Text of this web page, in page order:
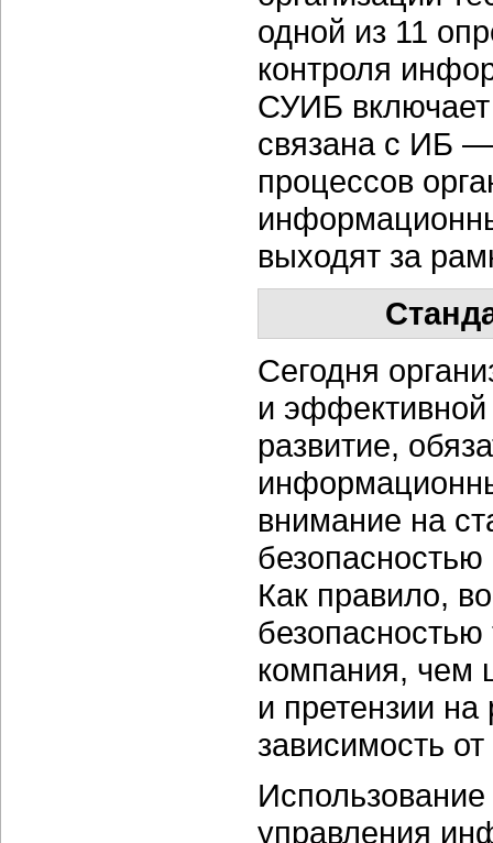
одной из 11
контроля
СУИБ включает
связана с ИБ —
процессов
выходят за
Сегодня
и
развитие,
внимание на
Как правило,
компания, чем
и претензии
зависимость
управления